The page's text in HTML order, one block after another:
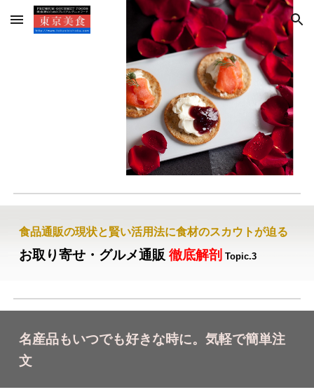
Skip to main content Skip to navigation
食品通販の現状と賢い活用法に食材のスカウトが迫る
お取り寄せ・グルメ通販徹底解剖 Topic.3
名産品もいつでも好きな時に。気軽で簡単注
文